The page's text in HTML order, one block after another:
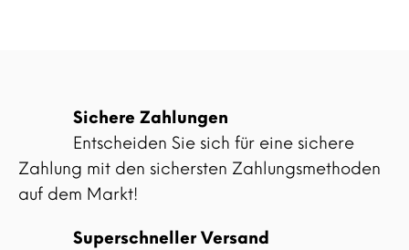
Sichere Zahlungen
Entscheiden Sie sich für eine sichere
Zahlung mit den sichersten Zahlungsmethoden
auf dem Markt!
Superschneller Versand